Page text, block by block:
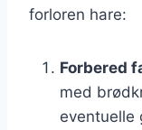
forloren hare:
Forbered
med
eventuelle